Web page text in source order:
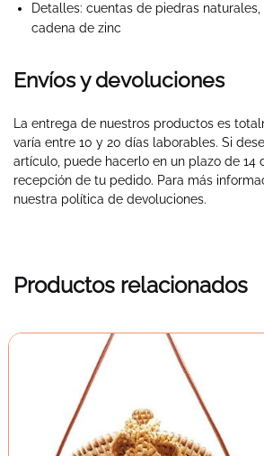
Detalles: cuentas de piedras
cadena de zinc
Envíos y devoluciones
La entrega de nuestros productos es
varía entre 10 y 20 días laborables. Si
artículo, puede hacerlo en un plazo de 14
recepción de tu pedido. Para más
nuestra política de devoluciones.
Productos relacionados